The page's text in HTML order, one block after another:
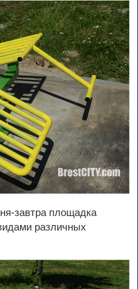
завтра площадка
различных